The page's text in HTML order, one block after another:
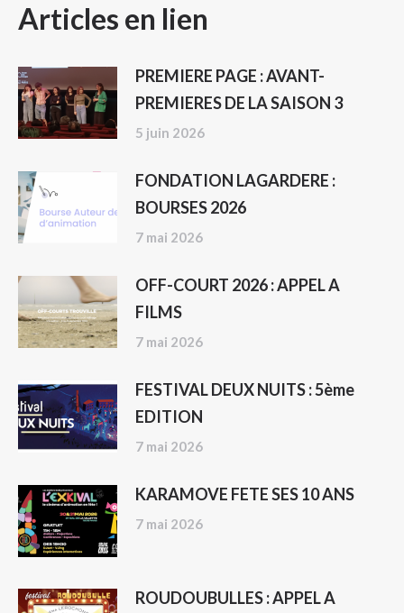
NAVIGATION
ARTICLE
Articles en lien
PREMIERE PAGE : AVANT-
PREMIERES DE LA SAISON 3
5 juin 2026
FONDATION LAGARDERE :
BOURSES 2026
7 mai 2026
OFF-COURT 2026 : APPEL A
FILMS
7 mai 2026
FESTIVAL DEUX NUITS : 5ème
EDITION
7 mai 2026
KARAMOVE FETE SES 10 ANS
7 mai 2026
ROUDOUBULLES : APPEL A